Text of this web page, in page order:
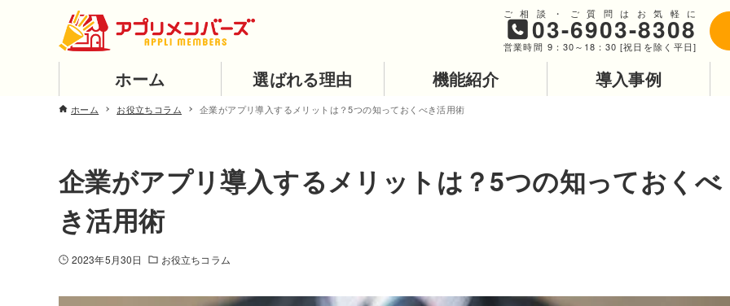
ご相談・ご質問はお気軽に
03-6903-8308
営業時間 9：30～18：30 [祝日を除く平日]
ホーム 選ばれる理由 機能紹介 導入事例
ホーム お役立ちコラム 企業がアプリ導入するメリットは？5つの知っておくべき活用術
企業がアプリ導入するメリットは？5つの知っておくべ
き活用術
2023年5月30日 お役立ちコラム